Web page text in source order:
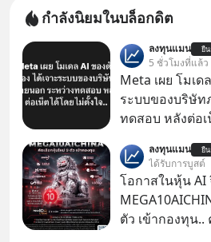
กำลังนิยมในบล็อกดิต
ลงทุนแมน ยื
5 ชั่วโมงที่แล้ว
Meta เผย โมเด
ระบบของบริษัท
ทดสอบ หลังต่อเ
ในโมเดล AI ขอ
ต่ออินเทอร์เน็ต
บริการภายนอก
ทดสอบความปล
ลงทุนแมน ยื
ได้รับการบูสต์
โอกาสในหุ้น AI
ตัว เข้ากองทุน